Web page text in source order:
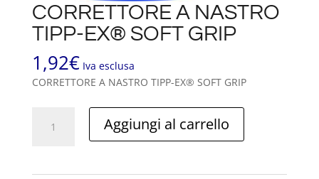
CORRETTORE A NASTRO
TIPP-EX® SOFT GRIP
1,92€ Iva esclusa
CORRETTORE A NASTRO TIPP-EX® SOFT GRIP
Aggiungi al carrello